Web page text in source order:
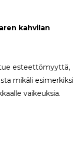
kahvilan
esteettömyyttä,
mikäli esimerkiksi
vaikeuksia.